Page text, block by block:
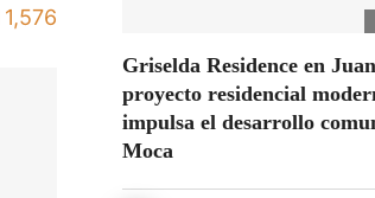
1,576
Griselda Residence en
proyecto residencial
impulsa el desarrollo
Moca